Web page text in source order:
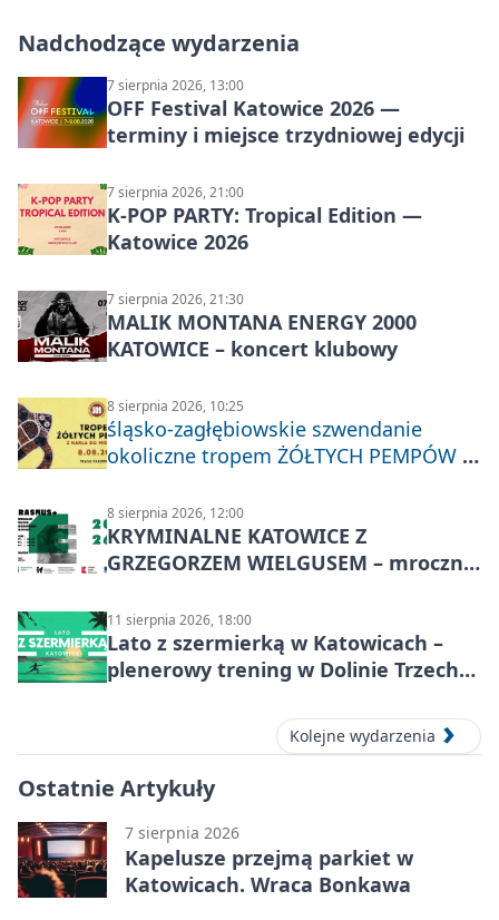
Nadchodzące wydarzenia
7 sierpnia 2026, 13:00
OFF Festival Katowice 2026 —
terminy i miejsce trzydniowej edycji
7 sierpnia 2026, 21:00
K-POP PARTY: Tropical Edition —
Katowice 2026
7 sierpnia 2026, 21:30
MALIK MONTANA ENERGY 2000
KATOWICE – koncert klubowy
8 sierpnia 2026, 10:25
śląsko-zagłębiowskie szwendanie
okoliczne tropem ŻÓŁTYCH PEMPÓW z
8 sierpnia 2026, 12:00
KRYMINALNE KATOWICE Z
GRZEGORZEM WIELGUSEM – mroczne
11 sierpnia 2026, 18:00
Lato z szermierką w Katowicach –
plenerowy trening w Dolinie Trzech
Kolejne wydarzenia
Ostatnie Artykuły
7 sierpnia 2026
Kapelusze przejmą parkiet w
Katowicach. Wraca Bonkawa